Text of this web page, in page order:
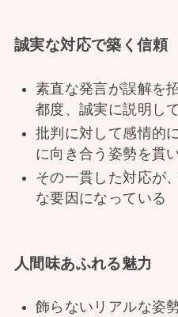
誠実な対応で築く信頼
素直な発言が誤解を
都度、誠実に説明し
批判に対して感情的
に向き合う姿勢を貫
その一貫した対応が
な要因になっている
人間味あふれる魅力
飾らないリアルな姿